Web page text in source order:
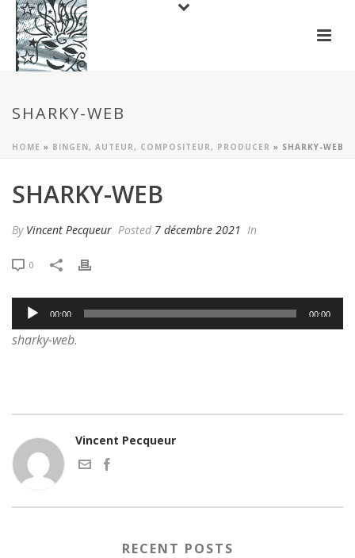
SHARKY-WEB
HOME » BINGEN, AUTEUR, COMPOSITEUR, PRODUCER » SHARKY-WEB
SHARKY-WEB
By Vincent Pecqueur Posted 7 décembre 2021 In
0
Lecteur
audio
00:00 00:00
sharky-web.
Vincent Pecqueur
RECENT POSTS